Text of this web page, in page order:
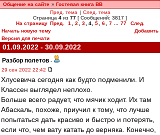
Общение на сайте » Гостевая книга ВВ
Пред. тема | След. тема
Страница 4 из 77 [ Сообщений: 3817 ]
На страницу Пред. 1 2 3 4, 5 6 7 77
След.
Начать новую тему
Добавить
Версия для печати
01.09.2022 - 30.09.2022
Разбор полетов -
29 сен 2022 22:42
Хлусевича сегодня как будто подменили. И
Классен выглядел неплохо.
Больше всего радует, что мячик ходит. Их там
Абаскаль, похоже, приучил к тому, что лучше
попытаться дать красиво и быстро и потерять,
если что, чем вату катать до верняка. Конечно,